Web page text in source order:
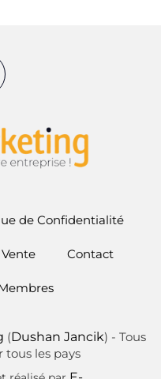
de Confidentialité
Contact
(Dushan Jancik) - Tous
tous les pays